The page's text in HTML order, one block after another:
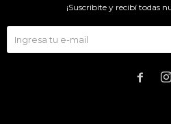
¡Suscribite y recibí todas
 